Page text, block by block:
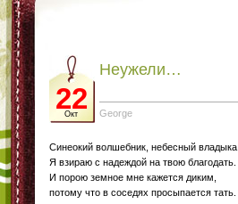
22
Окт
Неужели…
George
Синеокий волшебник, небесный владыка.
Я взираю с надеждой на твою благодать.
И порою земное мне кажется диким,
потому что в соседях просыпается тать.